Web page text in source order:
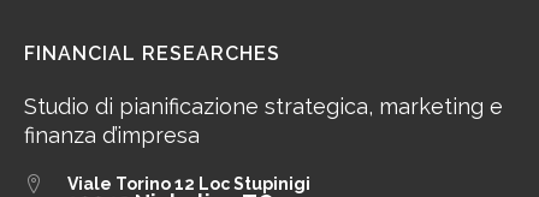
FINANCIAL RESEARCHES
Studio di pianificazione strategica, marketing e
finanza d’impresa
Viale Torino 12 Loc Stupinigi